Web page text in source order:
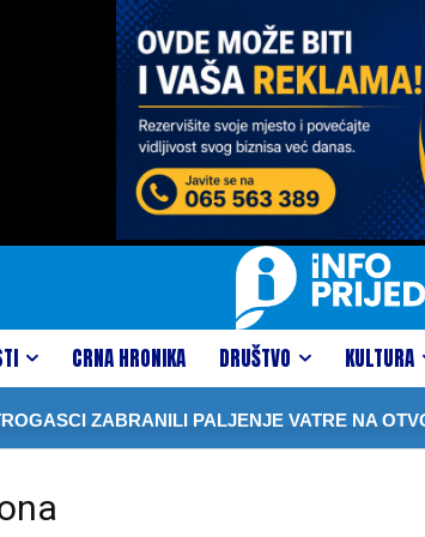
CRNA HRONIKA DRUŠTVO KULTURA
ZABRANILI PALJENJE VATRE NA